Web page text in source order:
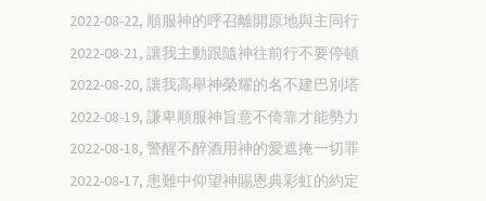
2022-08-22, 順服神的呼召離開原地與主同行
2022-08-21, 讓我主動跟隨神往前行不要停頓
2022-08-20, 讓我高舉神榮耀的名不建巴別塔
2022-08-19, 謙卑順服神旨意不倚靠才能勢力
2022-08-18, 警醒不醉酒用神的愛遮掩一切罪
2022-08-17, 患難中仰望神賜恩典彩虹的約定